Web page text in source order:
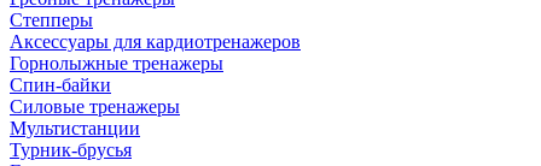
Степперы
Аксессуары для кардиотренажеров
Горнолыжные тренажеры
Спин-байки
Силовые тренажеры
Мультистанции
Турник-брусья